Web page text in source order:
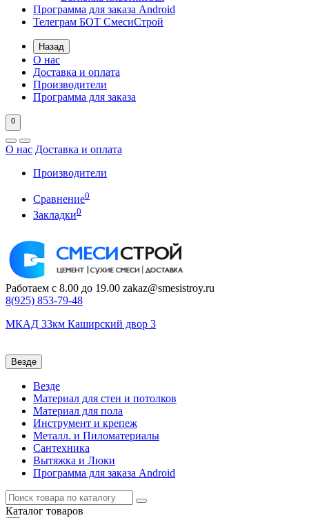
Программа для заказа Android
Телеграм БОТ СмесиСтрой
Назад
О нас
Доставка и оплата
Производители
Программа для заказа
0
О нас Доставка и оплата
Производители
Сравнение0
Закладки0
Работаем с 8.00 до 19.00 zakaz@smesistroy.ru
8(925) 853-79-48
МКАД 33км Каширский двор 3
Везде
Везде
Материал для стен и потолков
Материал для пола
Инструмент и крепеж
Металл. и Пиломатериалы
Сантехника
Вытяжка и Люки
Программа для заказа Android
Каталог товаров